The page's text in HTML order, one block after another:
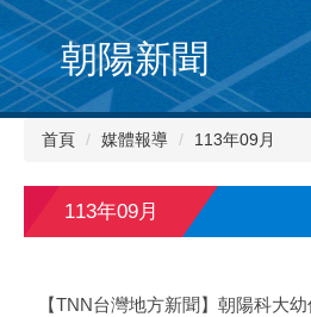
朝陽新聞
首頁 媒體報導 113年09月
113年09月
【TNN台灣地方新聞】朝陽科大